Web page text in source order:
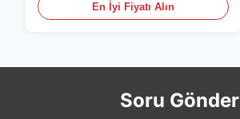
En İyi Fiyatı Alın
Soru Gönder